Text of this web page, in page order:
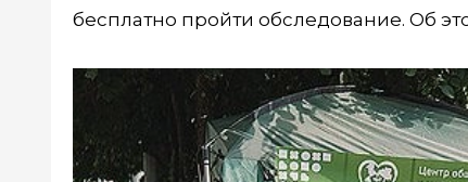
бесплатно пройти обследование. Об